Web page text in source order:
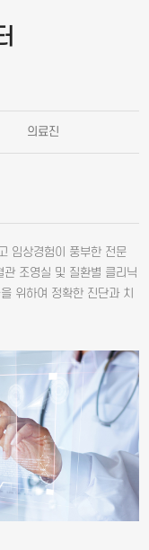
의료진
임상경험이 풍부한 전문
조영실 및 질환별 클리닉
위하여 정확한 진단과 치